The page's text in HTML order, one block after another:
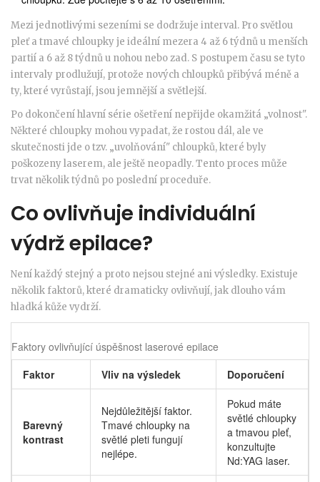
Mezi jednotlivými sezeními se dodržuje interval. Pro světlou
pleť a tmavé chloupky je ideální mezera 4 až 6 týdnů u menších
partií a 6 až 8 týdnů u nohou nebo zad. S postupem času se tyto
intervaly prodlužují, protože nových chloupků přibývá méně a
ty, které vyrůstají, jsou jemnější a světlejší.
Po dokončení hlavní série ošetření nepřijde okamžitá „volnost".
Některé chloupky mohou vypadat, že rostou dál, ale ve
skutečnosti jde o tzv. „uvolňování" chloupků, které byly
poškozeny laserem, ale ještě neopadly. Tento proces může
trvat několik týdnů po poslední proceduře.
Co ovlivňuje individuální
výdrž epilace?
Není každý stejný a proto nejsou stejné ani výsledky. Existuje
několik faktorů, které dramaticky ovlivňují, jak dlouho vám
hladká kůže vydrží.
Faktory ovlivňující úspěšnost laserové epilace
Faktor
Vliv na výsledek Doporučení
Barevný
kontrast
Nejdůležitější faktor.
Tmavé chloupky na
světlé pleti fungují
nejlépe.
Pokud máte
světlé chloupky
a tmavou pleť,
konzultujte
Nd:YAG laser.